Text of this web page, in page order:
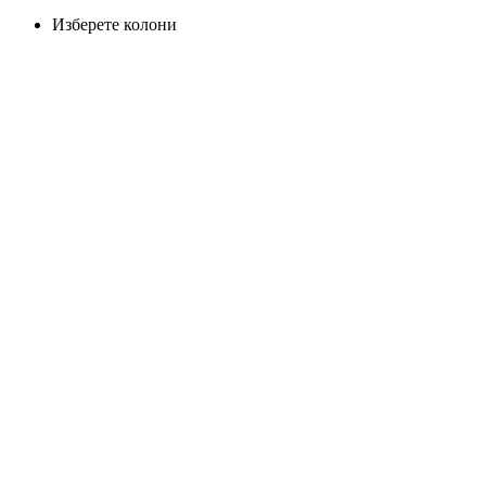
Изберете колони